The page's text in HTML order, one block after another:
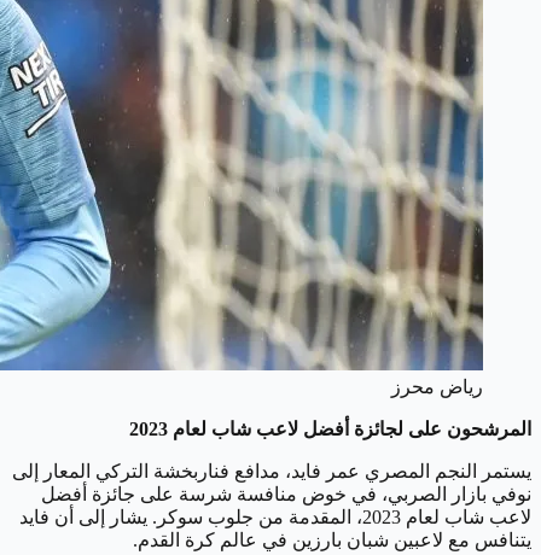
رياض محرز
المرشحون على لجائزة أفضل لاعب شاب لعام 2023
يستمر النجم المصري عمر فايد، مدافع فناربخشة التركي المعار إلى
نوفي بازار الصربي، في خوض منافسة شرسة على جائزة أفضل
لاعب شاب لعام 2023، المقدمة من جلوب سوكر. يشار إلى أن فايد
يتنافس مع لاعبين شبان بارزين في عالم كرة القدم.